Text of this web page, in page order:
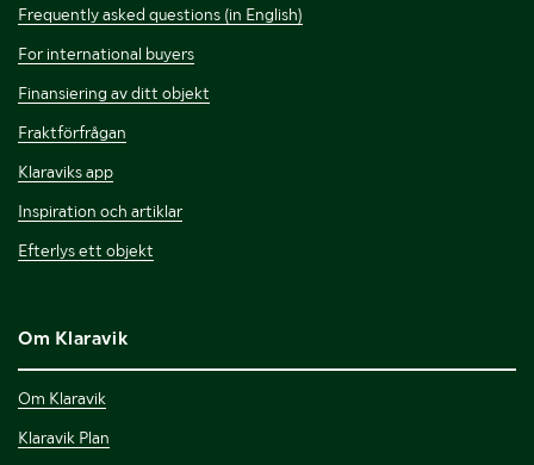
Frequently asked questions (in English)
For international buyers
Finansiering av ditt objekt
Fraktförfrågan
Klaraviks app
Inspiration och artiklar
Efterlys ett objekt
Om Klaravik
Om Klaravik
Klaravik Plan